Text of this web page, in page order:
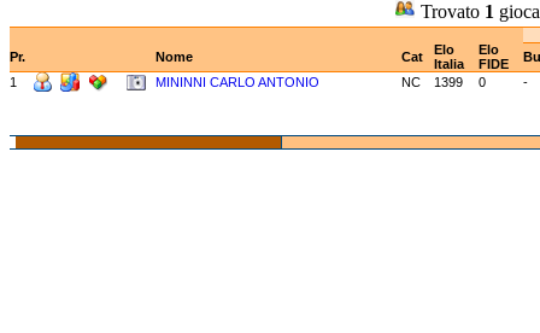
Trovato 1
Pr. Nome Cat
Elo
Italia
Elo
FIDE
1
MININNI CARLO ANTONIO NC 1399 0 -